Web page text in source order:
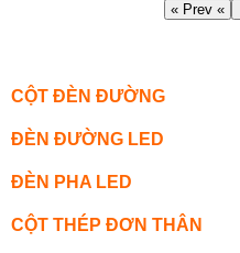
« Prev «
CỘT ĐÈN ĐƯỜNG
ĐÈN ĐƯỜNG LED
ĐÈN PHA LED
CỘT THÉP ĐƠN THÂN